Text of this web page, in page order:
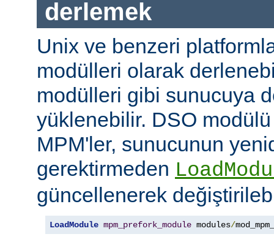
derlemek
Unix ve benzeri
modülleri olarak
modülleri gibi sunucuya
yüklenebilir. DSO
MPM'ler, sunucunun
gerektirmeden
güncellenerek
LoadModule mpm_prefork_module modules/